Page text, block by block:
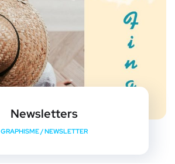
Newsletters
GRAPHISME /NEWSLETTER